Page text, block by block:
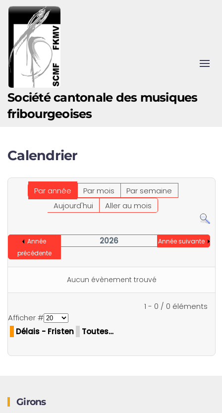
Accéder au contenu principal
Société cantonale des musiques
fribourgeoises
Calendrier
Par année Par mois
Par semaine
Aujourd'hui
Aller au mois
Année
précédente
2026 Année suivante
Aucun évènement trouvé
Limite de la pagination
1 - 0 / 0 éléments
Afficher #
Délais - Fristen
Toutes…
Girons